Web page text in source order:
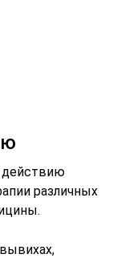
действию
различных